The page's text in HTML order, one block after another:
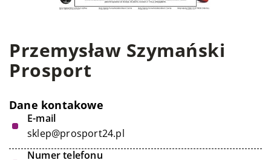
Przemysław Szymański
Prosport
Dane kontakowe
E-mail
sklep@prosport24.pl
Numer telefonu